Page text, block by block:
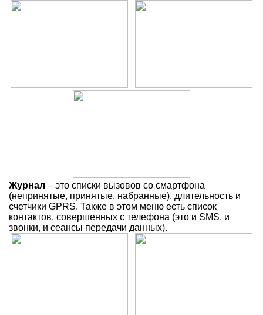
Журнал – это списки вызовов со смартфона
(непринятые, принятые, набранные), длительность и
счетчики GPRS. Также в этом меню есть список
контактов, совершенных с телефона (это и SMS, и
звонки, и сеансы передачи данных).